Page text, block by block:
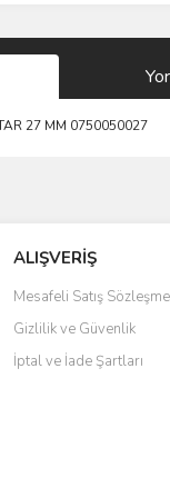
27 MM 0750050027
veya görüntülenemiyor.
bilgiler bulunuyor.
bulunuyor.
daha pahalı.
olmalı.
ALIŞVERİŞ
Mesafeli Satış
Gizlilik ve Güvenlik
İptal ve İade Şartları